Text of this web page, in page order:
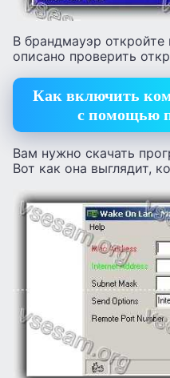
В брандмауэр
описано проверить
Как включить
с помощью
Вам нужно скачать
Вот как она выглядит,